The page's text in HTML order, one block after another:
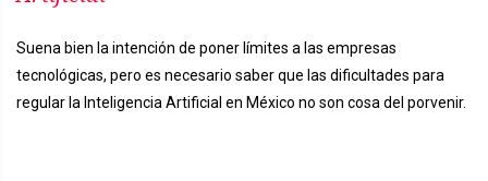
Suena bien la intención de poner límites a las empresas
tecnológicas, pero es necesario saber que las dificultades para
regular la Inteligencia Artificial en México no son cosa del porvenir.